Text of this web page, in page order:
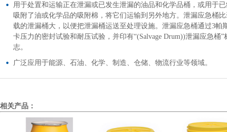
用于处置和运输正在泄漏或已发生泄漏的油品和化学品桶，或用于
吸附了油或化学品的吸附棉，将它们运输到另外地方。泄漏应急桶
载的泄漏桶大，以便把泄漏桶运送至处理设施。泄漏应急桶通过3帕
卡压力的密封试验和耐压试验，并印有“(Salvage Drum))泄漏应急桶”
志。
广泛应用于能源、石油、化学、制造、仓储、物流行业等领域。
相关产品：